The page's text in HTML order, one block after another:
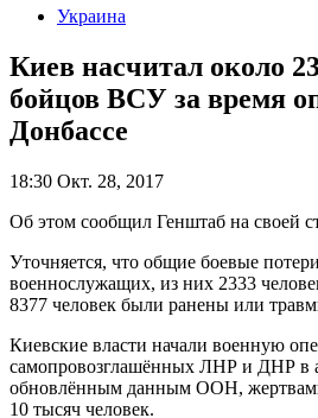
Украина
Киев насчитал около
бойцов ВСУ за время
Донбассе
18:30 Окт. 28, 2017
Об этом сообщил Генштаб на своей
Уточняется, что общие боевые
военнослужащих, из них 2333
8377 человек были ранены или
Киевские власти начали военную
самопровозглашённых ЛНР и ДНР в
обновлённым данным ООН,
10 тысяч человек.